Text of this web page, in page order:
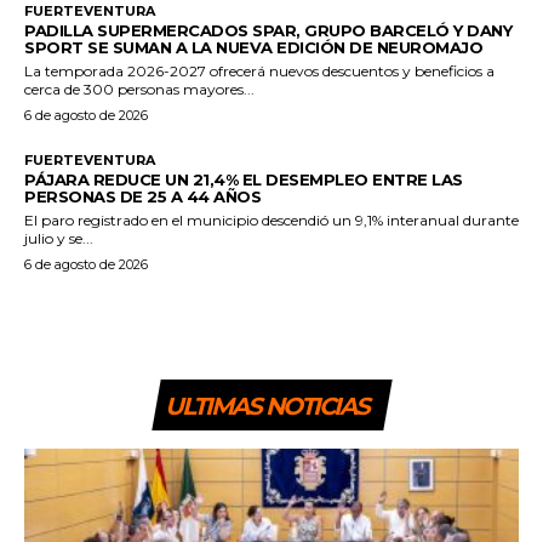
FUERTEVENTURA
PADILLA SUPERMERCADOS SPAR, GRUPO BARCELÓ Y DANY
SPORT SE SUMAN A LA NUEVA EDICIÓN DE NEUROMAJO
La temporada 2026-2027 ofrecerá nuevos descuentos y beneficios a
cerca de 300 personas mayores...
6 de agosto de 2026
FUERTEVENTURA
PÁJARA REDUCE UN 21,4% EL DESEMPLEO ENTRE LAS
PERSONAS DE 25 A 44 AÑOS
El paro registrado en el municipio descendió un 9,1% interanual durante
julio y se...
6 de agosto de 2026
ULTIMAS NOTICIAS